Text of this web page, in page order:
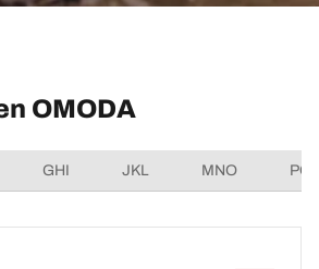
OMODA
GHI JKL MNO